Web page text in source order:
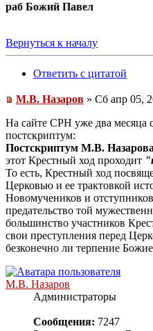
раб Божий Павел
Вернуться к началу
Ответить с цитатой
М.В. Назаров » Сб апр 05,
На сайте СРН уже два месяца
постскриптум:
Постскриптум М.В. Назарова
этот Крестный ход проходит
То есть, Крестный ход
Церковью и ее трактовкой
Новомучеников и
предательство той
большинство участников
свои преступления перед
безконечно ли терпение
М.В. Назаров
Администраторы
Сообщения: 7247